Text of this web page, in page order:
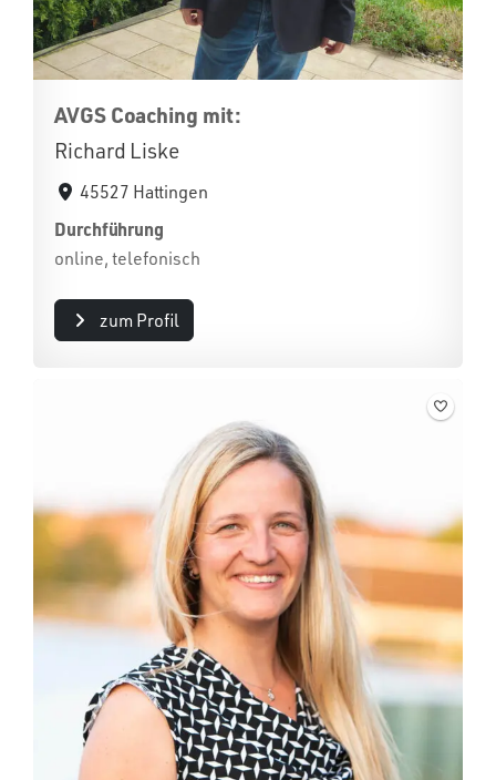
AVGS Coaching mit:
Richard Liske
45527 Hattingen
Durchführung
online, telefonisch
zum Profil